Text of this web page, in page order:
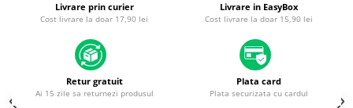
A1342 (Unibody 13” 2009-2010)
Piese & Accesorii iPhone
iPhone 16 Pro Max
iPhone 16 Pro
Livrare prin curier
Cost livrare la doar 17,90 lei
Livrare in EasyBox
Cost livrare la doar 15,90 lei
Retur gratuit
Ai 15 zile sa returnezi produsul
Plata card
Plata securizata cu cardul